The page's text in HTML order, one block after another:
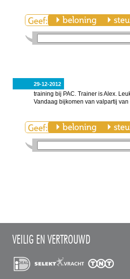
29-12-2012
training bij PAC. Trainer is Alex.
Vandaag bijkomen van valpartij
VEILIG EN VERTROUWD